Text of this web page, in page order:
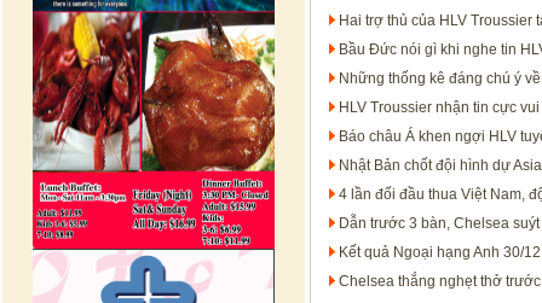
Hai trợ thủ của HLV Troussier
Bầu Đức nói gì khi nghe tin
Những thống kê đáng chú ý
HLV Troussier nhận tin cực
Báo châu Á khen ngợi HLV
Nhật Bản chốt đội hình dự
4 lần đối đầu thua Việt Nam,
Dẫn trước 3 bàn, Chelsea
Kết quả Ngoại hạng Anh 30/
Chelsea thắng nghẹt thở